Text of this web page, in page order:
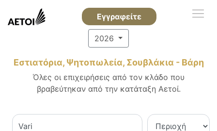
Εγγραφείτε
2026
Εστιατόρια, Ψητοπωλεία, Σουβλάκια - Βάρη
Όλες οι επιχειρήσεις από τον κλάδο που
βραβεύτηκαν από την κατάταξη Αετοί.